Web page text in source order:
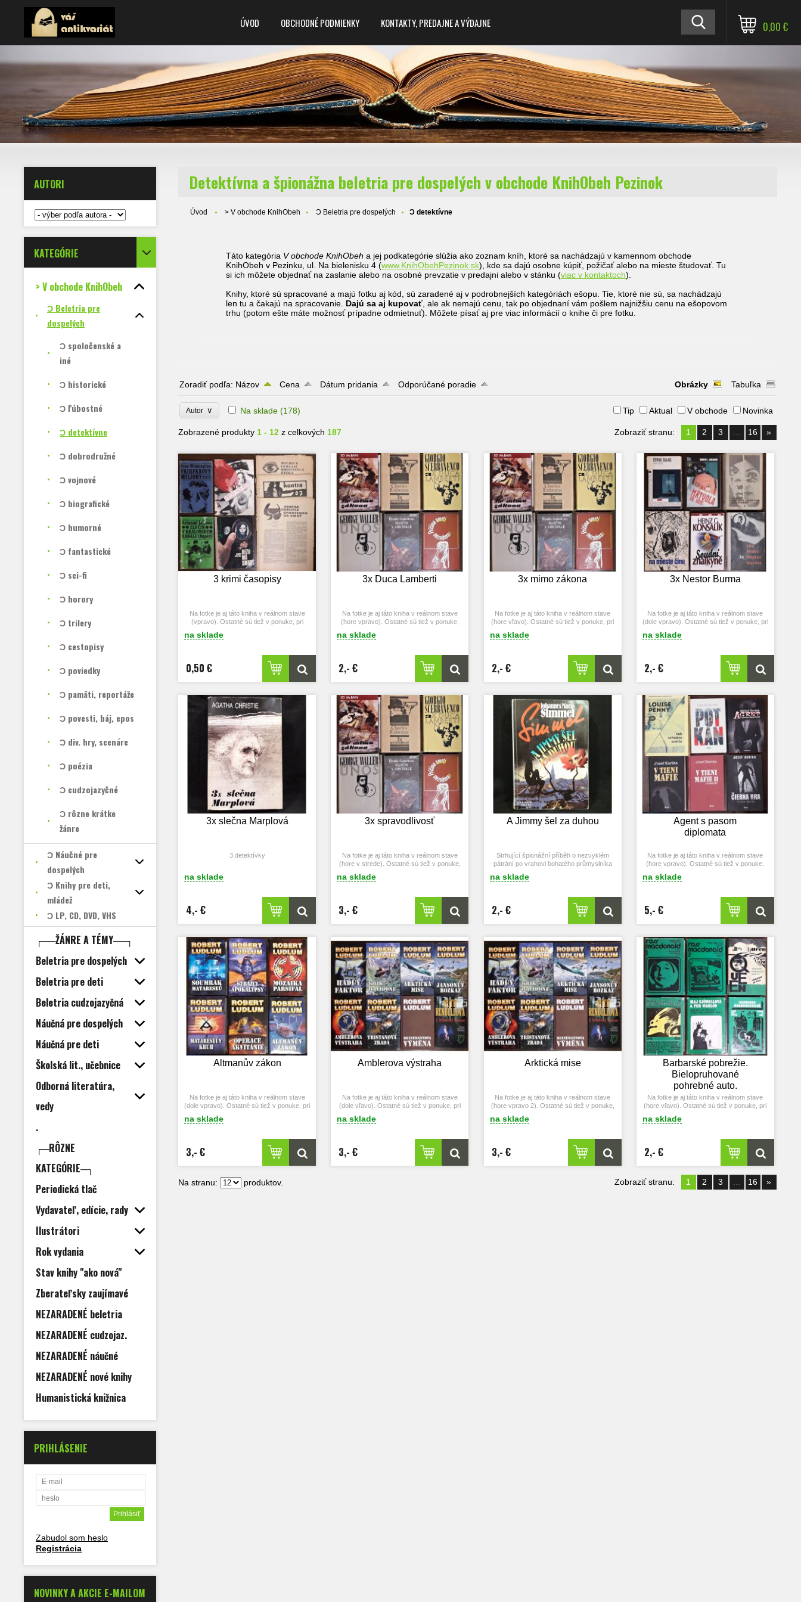
ÚVOD OBCHODNÉ PODMIENKY KONTAKTY, PREDAJNE A VÝDAJNE 0,00 €
AUTORI
KATEGÓRIE
> V obchode KnihObeh
Ɔ Beletria pre
dospelých
Ɔ spoločenské a
iné
Ɔ historické
Ɔ ľúbostné
Ɔ detektívne
Ɔ dobrodružné
Ɔ vojnové
Ɔ biografické
Ɔ humorné
Ɔ fantastické
Ɔ sci-fi
Ɔ horory
Ɔ trilery
Ɔ cestopisy
Ɔ poviedky
Ɔ pamäti, reportáže
Ɔ povesti, báj, epos
Ɔ div. hry, scenáre
Ɔ poézia
Ɔ cudzojazyčné
Ɔ rôzne krátke
žánre
Ɔ Náučné pre
dospelých
Ɔ Knihy pre deti,
mládež
Ɔ LP, CD, DVD, VHS
┌──ŽÁNRE A TÉMY──┐
Beletria pre dospelých
Beletria pre deti
Beletria cudzojazyčná
Náučná pre dospelých
Náučná pre deti
Školská lit., učebnice
Odborná literatúra,
vedy
.
┌─RÔZNE
KATEGÓRIE─┐
Periodická tlač
Vydavateľ, edície, rady
Ilustrátori
Rok vydania
Stav knihy "ako nová"
Zberateľsky zaujímavé
NEZARADENÉ beletria
NEZARADENÉ cudzojaz.
NEZARADENÉ náučné
NEZARADENÉ nové knihy
Humanistická knižnica
PRIHLÁSENIE
Zabudol som heslo
Registrácia
NOVINKY A AKCIE E-MAILOM
Detektívna a špionážna beletria pre dospelých v obchode KnihObeh Pezinok
Úvod > V obchode KnihObeh Ɔ Beletria pre dospelých Ɔ detektívne
Táto kategória V obchode KnihObeh a jej podkategórie slúžia ako zoznam kníh, ktoré sa nachádzajú v kamennom obchode
KnihObeh v Pezinku, ul. Na bielenisku 4 (www.KnihObehPezinok.sk), kde sa dajú osobne kúpiť, požičať alebo na mieste študovať. Tu
si ich môžete objednať na zaslanie alebo na osobné prevzatie v predajni alebo v stánku (viac v kontaktoch).
Knihy, ktoré sú spracované a majú fotku aj kód, sú zaradené aj v podrobnejších kategóriách ešopu. Tie, ktoré nie sú, sa nachádzajú
len tu a čakajú na spracovanie. Dajú sa aj kupovať , ale ak nemajú cenu, tak po objednaní vám pošlem najnižšiu cenu na ešopovom
trhu (potom ešte máte možnosť prípadne odmietnuť). Môžete písať aj pre viac informácií o knihe či pre fotku.
Zoradiť podľa: Názov Cena Dátum pridania Odporúčané poradie Obrázky Tabuľka
Autor ∨ Na sklade (178) Tip Aktual V obchode Novinka
Zobrazené produkty 1 - 12 z celkových 187 Zobraziť stranu: 1 2 3 16 »
3 krimi časopisy
Na fotke je aj táto kniha v reálnom stave
(vpravo). Ostatné sú tiež v ponuke, pri
na sklade
0,50 €
3x Duca Lamberti
Na fotke je aj táto kniha v reálnom stave
(hore vpravo). Ostatné sú tiež v ponuke,
na sklade
2,- €
3x mimo zákona
Na fotke je aj táto kniha v reálnom stave
(hore vľavo). Ostatné sú tiež v ponuke, pri
na sklade
2,- €
3x Nestor Burma
Na fotke je aj táto kniha v reálnom stave
(dole vpravo). Ostatné sú tiež v ponuke, pri
na sklade
2,- €
3x slečna Marplová
3 detektívky
na sklade
4,- €
3x spravodlivosť
Na fotke je aj táto kniha v reálnom stave
(hore v strede). Ostatné sú tiež v ponuke,
na sklade
3,- €
A Jimmy šel za duhou
Strhující špionážní příběh o nezvyklém
pátrání po vrahovi bohatého průmyslníka
na sklade
2,- €
Agent s pasom
diplomata
Na fotke je aj táto kniha v reálnom stave
(hore vpravo). Ostatné sú tiež v ponuke,
na sklade
5,- €
Altmanův zákon
Na fotke je aj táto kniha v reálnom stave
(dole vpravo). Ostatné sú tiež v ponuke, pri
na sklade
3,- €
Amblerova výstraha
Na fotke je aj táto kniha v reálnom stave
(dole vľavo). Ostatné sú tiež v ponuke, pri
na sklade
3,- €
Arktická mise
Na fotke je aj táto kniha v reálnom stave
(hore vpravo 2). Ostatné sú tiež v ponuke,
na sklade
3,- €
Barbarské pobrežie.
Bielopruhované
pohrebné auto.
Na fotke je aj táto kniha v reálnom stave
(hore vľavo). Ostatné sú tiež v ponuke, pri
na sklade
2,- €
Na stranu: produktov. Zobraziť stranu: 1 2 3 16 »